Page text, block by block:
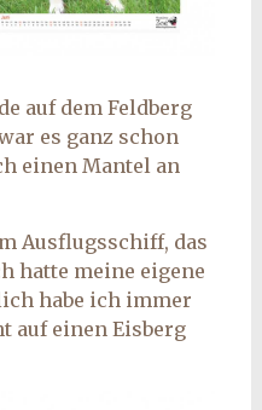
auf dem Feldberg
es ganz schon
einen Mantel an
Ausflugsschiff, das
hatte meine eigene
habe ich immer
auf einen Eisberg